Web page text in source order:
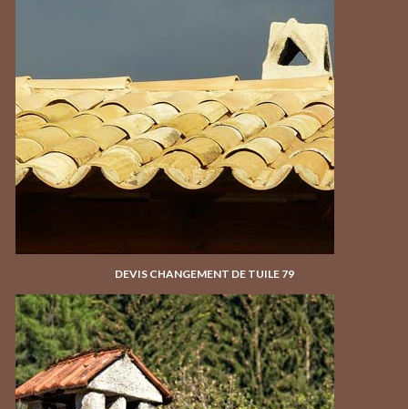
DEVIS CHANGEMENT DE TUILE 79